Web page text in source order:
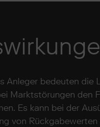
Anleger bedeuten die
Marktstörungen den
Es kann bei der
von